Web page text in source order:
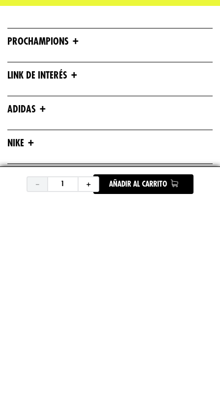
＋
－ AÑADIR AL CARRITO
PROCHAMPIONS +
LINK DE INTERÉS +
ADIDAS +
NIKE +
ASICS +